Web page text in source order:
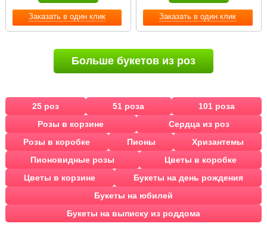
Заказать в один клик Заказать в один клик
Больше букетов из роз
25 роз 51 роза
101 роза
Розы в корзине
Сердца из роз
Розы в коробке
Пионы
Хризантемы
Пионовидные розы
Цветы в коробке
Цветы в корзине
Букеты на день рождения
Букеты на юбилей
Букеты на выписку из роддома